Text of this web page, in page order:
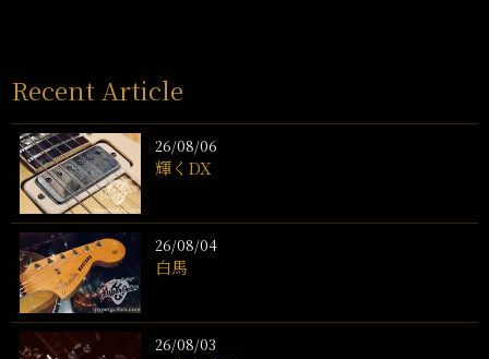
Recent Article
26/08/06
輝くDX
26/08/04
白馬
26/08/03